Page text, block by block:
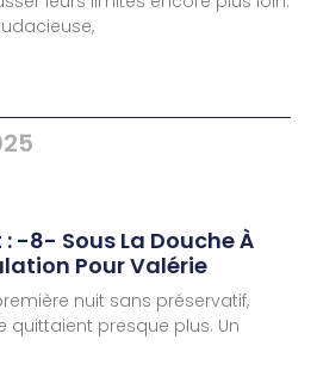
-8- Sous La Douche À
Pour Valérie
nuit sans préservatif,
quittaient presque plus. Un